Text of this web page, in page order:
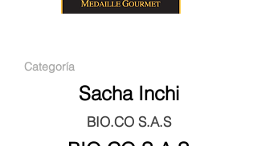
Categoría
Sacha Inchi
BIO.CO S.A.S